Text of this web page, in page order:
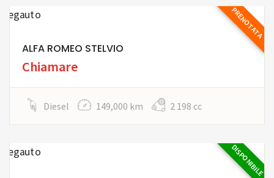
PRENOTATA
ALFA ROMEO STELVIO
Chiamare
Diesel 149,000 km 2 198 cc
DISPONIBILE